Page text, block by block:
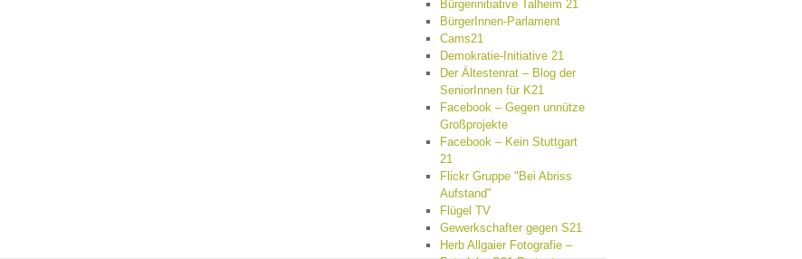
Bürgerinitiative Talheim 21
BürgerInnen-Parlament
Cams21
Demokratie-Initiative 21
Der Ältestenrat – Blog der
SeniorInnen für K21
Facebook – Gegen unnütze
Großprojekte
Facebook – Kein Stuttgart
21
Flickr Gruppe "Bei Abriss
Aufstand"
Flügel TV
Gewerkschafter gegen S21
Herb Allgaier Fotografie –